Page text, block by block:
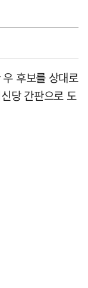
후보를 상대로
당 간판으로 도